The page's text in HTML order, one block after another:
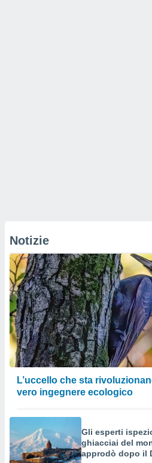
Notizie
L’uccello che sta
vero ingegnere ecologico
Gli esperti
ghiacciai del
approdò dopo il